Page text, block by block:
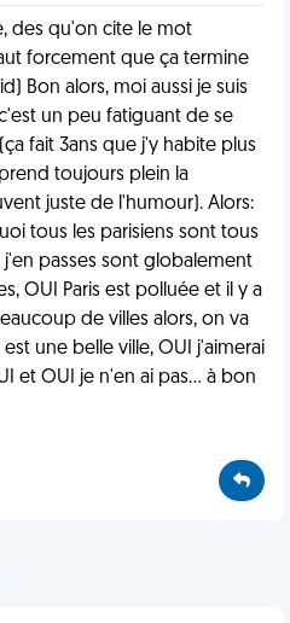
des qu'on cite le mot
forcement que ça termine
Bon alors, moi aussi je suis
un peu fatiguant de se
fait 3ans que j'y habite plus
toujours plein la
juste de l'humour). Alors:
tous les parisiens sont tous
passes sont globalement
OUI Paris est polluée et il y a
de villes alors, on va
une belle ville, OUI j'aimerai
et OUI je n'en ai pas... à bon